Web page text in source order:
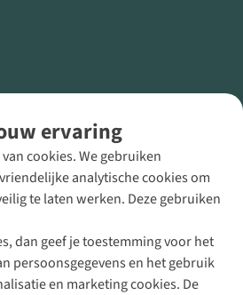
ervaring
cookies. We gebruiken
analytische cookies om
te laten werken. Deze gebruiken
dan geef je toestemming voor het
persoonsgegevens en het gebruik
en marketing cookies. De